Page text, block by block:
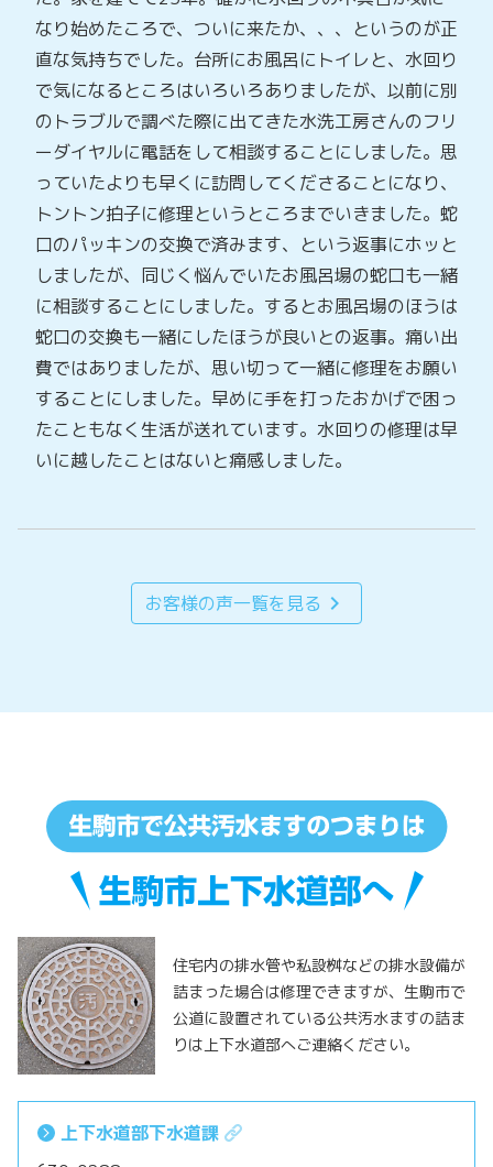
なり始めたころで、ついに来たか、、、というのが正
直な気持ちでした。台所にお風呂にトイレと、水回り
で気になるところはいろいろありましたが、以前に別
のトラブルで調べた際に出てきた水洗工房さんのフリ
ーダイヤルに電話をして相談することにしました。思
っていたよりも早くに訪問してくださることになり、
トントン拍子に修理というところまでいきました。蛇
口のパッキンの交換で済みます、という返事にホッと
しましたが、同じく悩んでいたお風呂場の蛇口も一緒
に相談することにしました。するとお風呂場のほうは
蛇口の交換も一緒にしたほうが良いとの返事。痛い出
費ではありましたが、思い切って一緒に修理をお願い
することにしました。早めに手を打ったおかげで困っ
たこともなく生活が送れています。水回りの修理は早
いに越したことはないと痛感しました。
お客様の声一覧を見る chevron_right
住宅内の排水管や私設桝などの排水設備が
詰まった場合は修理できますが、生駒市で
公道に設置されている公共汚水ますの詰ま
りは上下水道部へご連絡ください。
上下水道部下水道課